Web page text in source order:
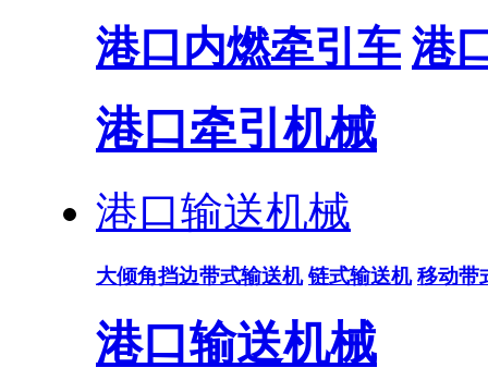
港口内燃牵引车 港
港口牵引机械
港口输送机械
大倾角挡边带式输送机 链式输送机 移动带
港口输送机械